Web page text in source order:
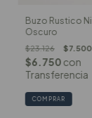
Buzo Rustico
Oscuro
$23.126 $7.500
$6.750con
Transferencia
COMPRAR